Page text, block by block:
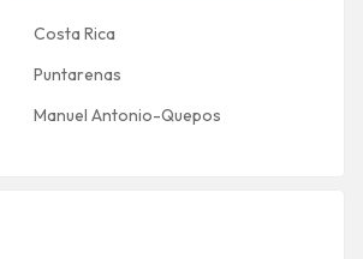
Costa Rica
Puntarenas
Manuel Antonio-Quepos